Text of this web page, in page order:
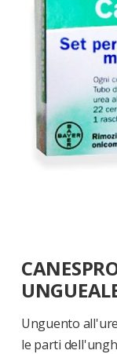
immagini
all'inizio
della
galleria
di
immagini
Unguento
le parti